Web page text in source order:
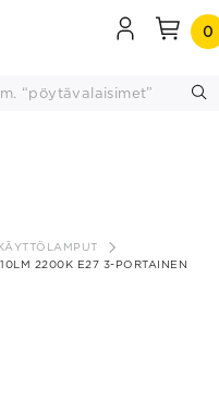
0
2200K E27 3-PORTAINEN